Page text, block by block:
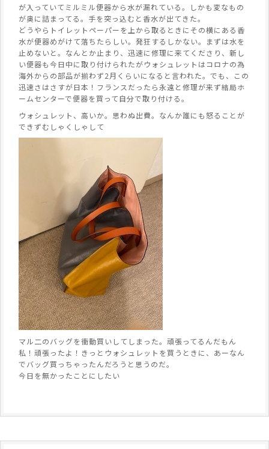
が入っていてミルミル便器から水が漏れている。しかも変なもの
が奥に詰まってる。手を突っ込むと香水が出てきた。
どうやらトイレットペーパーを上から取るときにその横にある香
水が便器めがけて落ちたらしい。発狂するしかない。まずは水を
止めないと。なんとか止まり、迅速に修理に来てくださり、新し
い便器も今日中に取り付けられたがウォシュレットはコロナの為
海外からの部品が揃わず2月くらいになると言われた。でも、この
迅速さはさすが日本！フランスだったら永遠と修理が来ず結局ホ
ームセンターで便器を買って自分で取り付ける。
ウォシュレット、高いか。思わぬ出費。なんか誰にも怒ることが
できずむしゃくしゃして
マル二のバッグを衝動買いしてしまった。頑張ってるんだもん
私！頑張ったよ！きっとウォシュレットを買うときに、あーなん
でバッグ買っちゃったんだろうと思うのだ。
今日を無かったことにしたい